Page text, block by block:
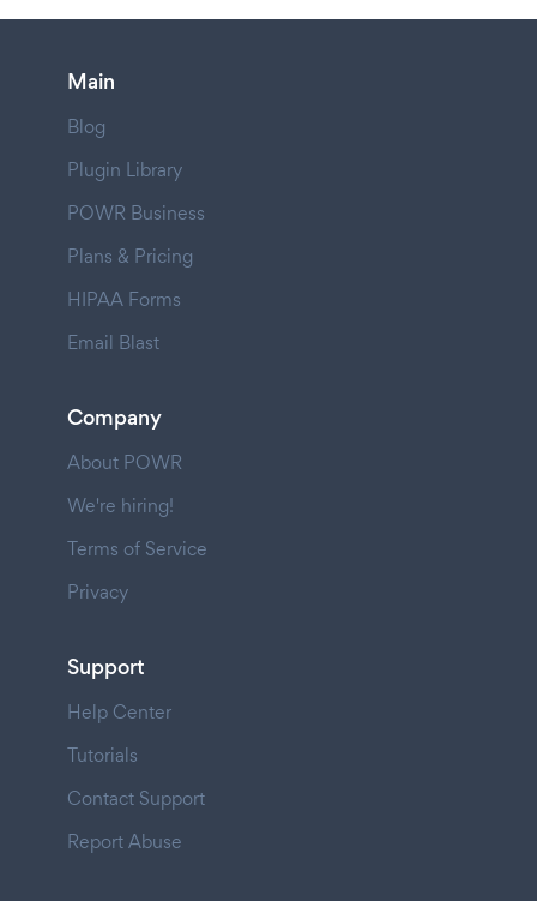
Main
Blog
Plugin Library
POWR Business
Plans & Pricing
HIPAA Forms
Email Blast
Company
About POWR
We're hiring!
Terms of Service
Privacy
Support
Help Center
Tutorials
Contact Support
Report Abuse